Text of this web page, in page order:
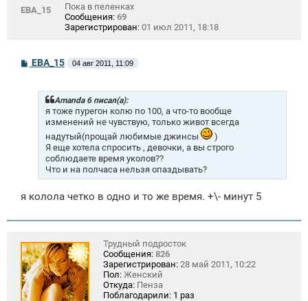
ЕВА_15
Пока в пеленках
Сообщения: 69
Зарегистрирован: 01 июл 2011, 18:18
С
о
ЕВА_15 04 авг 2011, 11:09
Amanda 6 писал(а):
я тоже пурегон колю по 100, а что-то вообще
изменений не чувствую, только живот всегда
надутый(прощай любимые джинсы
)
Я еще хотела спросить , девочки, а вы строго
соблюдаете время уколов??
Что и на полчаса нельзя опаздывать?
я колола четко в одно и то же время. +\- минут 5
Трудный подросток
Сообщения: 826
Зарегистрирован: 28 май 2011, 10:22
Пол: Женский
Откуда: Пенза
Поблагодарили: 1 раз